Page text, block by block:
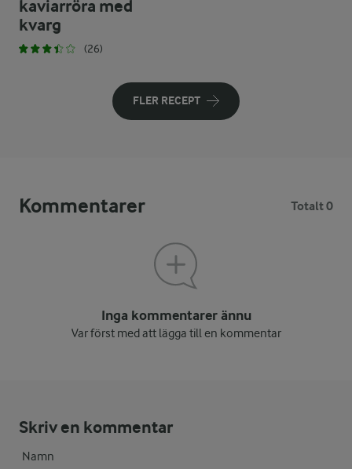
kaviarröra med
kvarg
(26)
FLER RECEPT
Kommentarer Totalt 0
Inga kommentarer ännu
Var först med att lägga till en kommentar
Skriv en kommentar
Namn